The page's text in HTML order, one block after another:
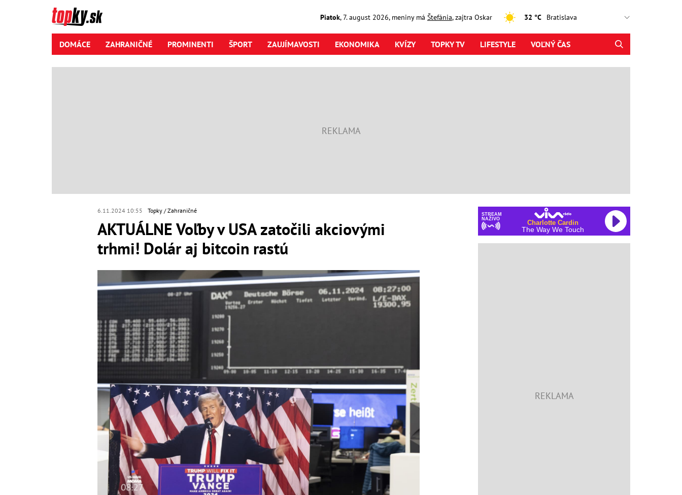
Piatok,7. august2026, meniny má Štefánia, zajtra Oskar 32 °C
DOMÁCE ZAHRANIČNÉ PROMINENTI ŠPORT ZAUJÍMAVOSTI EKONOMIKA KVÍZY TOPKY TV LIFESTYLE VOĽNÝ ČAS
6.11.2024 10:55 Topky Zahraničné
AKTUÁLNE Voľby v USA zatočili akciovými
trhmi! Dolár aj bitcoin rastú
STREAM
NAŽIVO
Charlotte Cardin
The Way We Touch